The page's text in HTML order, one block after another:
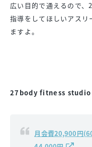
広い目的で通えるので
指導をしてほしいアスリ
ますよ。
27body fitness studio
月会費20,900円